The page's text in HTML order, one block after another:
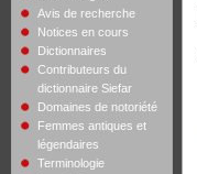
Avis de recherche
Notices en cours
Dictionnaires
Contributeurs du
dictionnaire Siefar
Domaines de notoriété
Femmes antiques et
légendaires
Terminologie